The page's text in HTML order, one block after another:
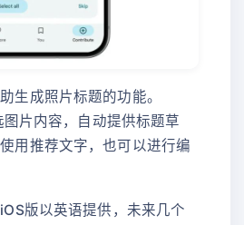
生成照片标题的功能。
片内容，自动提供标题草
用推荐文字，也可以进行编
版以英语提供，未来几个